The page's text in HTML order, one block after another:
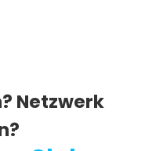
Netzwerk